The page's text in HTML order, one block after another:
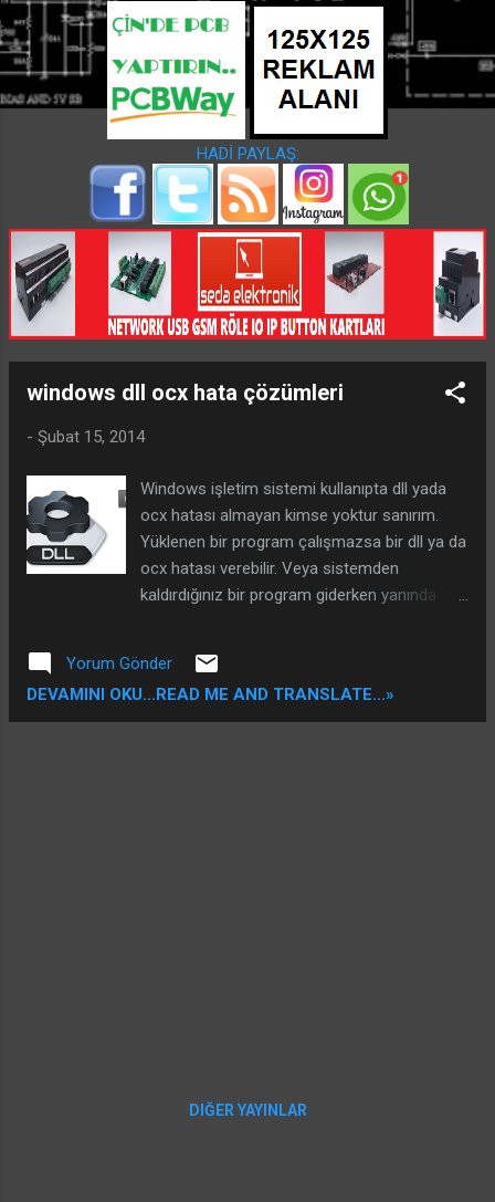
a
r
HADİ PAYLAŞ:
windows dll ocx hata çözümleri
- Şubat 15, 2014
Windows işletim sistemi kullanıpta dll yada
ocx hatası almayan kimse yoktur sanırım.
Yüklenen bir program çalışmazsa bir dll ya da
ocx hatası verebilir. Veya sistemden
kaldırdığınız bir program giderken yanında
Yüklediğiniz bir windows işletim sisteminde
de eksik dll ve ocx dosyaları olabiliyor. Böyle
dll yada ocx hatalarını çözmek için temel yol
Yorum Gönder
DEVAMINI OKU...READ ME AND TRANSLATE...»
DIĞER YAYINLAR